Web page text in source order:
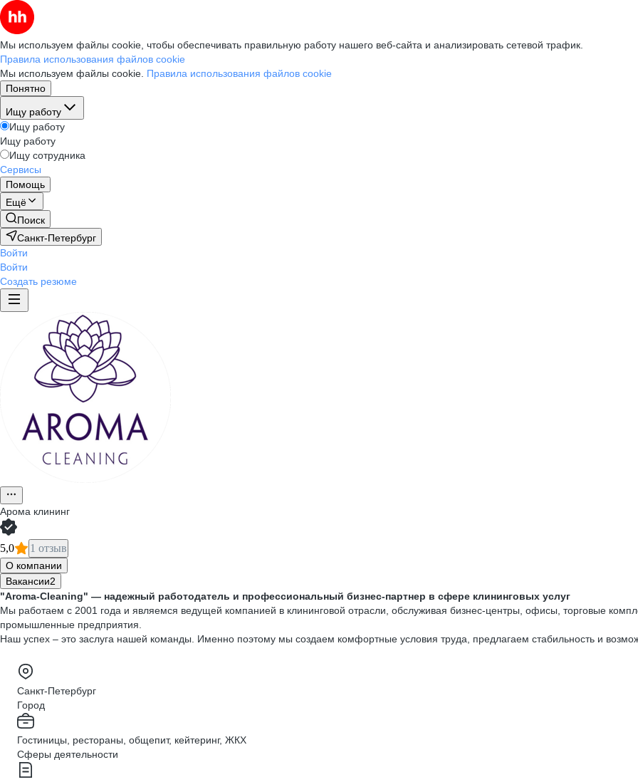
Мы используем файлы cookie, чтобы обеспечивать правильную работу нашего веб-сайта и анализировать сетевой трафик.
Правила использования файлов cookie
Мы используем файлы cookie. Правила использования файлов cookie
Понятно
Ищу работу
Ищу работу
Ищу работу
Ищу сотрудника
Сервисы
Помощь
Ещё
Поиск
Санкт-Петербург
Войти
Войти
Создать резюме
Арома клининг
5,0 1 отзыв
О компании
Вакансии2
"Aroma-Cleaning" — надежный работодатель и профессиональный бизнес-партнер в сфере клининговых услуг
Мы работаем с 2001 года и являемся ведущей компанией в клининговой отрасли, обслуживая бизнес-центры, офисы, торговые
промышленные предприятия.
Наш успех – это заслуга нашей команды. Именно поэтому мы создаем комфортные условия труда, предлагаем стабильность и
Санкт-Петербург
Город
Гостиницы, рестораны, общепит, кейтеринг, ЖКХ
Сферы деятельности